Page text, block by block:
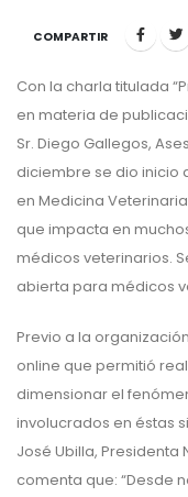
COMPARTIR
Con la charla titulada
en materia de
Sr. Diego Gallegos,
diciembre se dio inicio
en Medicina
que impacta en
médicos veterinarios.
abierta para médicos
Previo a la
online que permitió
dimensionar el
involucrados en éstas
José Ubilla,
comenta que: “Desde